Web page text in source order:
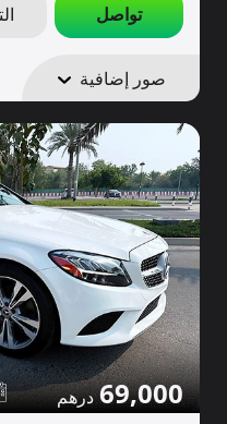
تواصل
صور إضافية
69,000